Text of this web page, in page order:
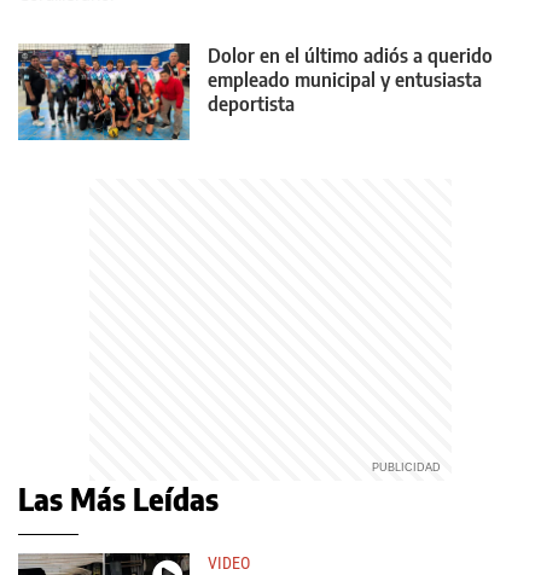
Dolor en el último adiós a querido
empleado municipal y entusiasta
deportista
Las Más Leídas
VIDEO